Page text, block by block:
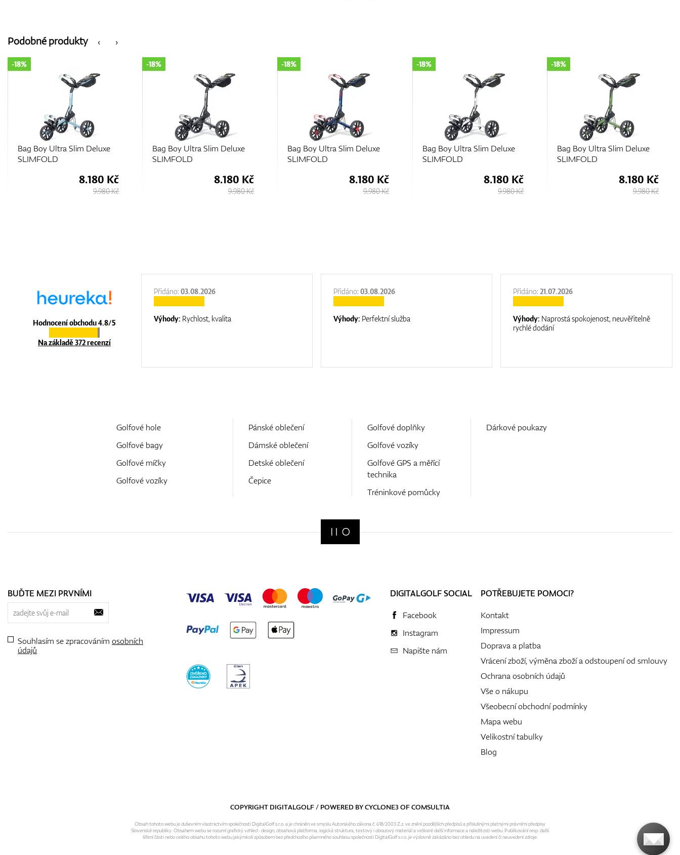
‹
Podobné produkty ›
Bag Boy Ultra Slim Deluxe
SLIMFOLD
-18%
8.180 Kč
9.980 Kč
Bag Boy Ultra Slim Deluxe
SLIMFOLD
-18%
8.180 Kč
9.980 Kč
Bag Boy Ultra Slim Deluxe
SLIMFOLD
-18%
8.180 Kč
9.980 Kč
Bag Boy Ultra Slim Deluxe
SLIMFOLD
-18%
8.180 Kč
9.980 Kč
Bag Boy Ultra Slim Deluxe
SLIMFOLD
-18%
8.180 Kč
9.980 Kč
Hodnocení obchodu 4.8/5
Na základě 372 recenzí
Přidáno:03.08.2026
Výhody: Rychlost, kvalita
Přidáno:03.08.2026
Výhody: Perfektní služba
Přidáno:21.07.2026
Výhody: Naprostá spokojenost, neuvěřitelně
rychlé dodání
Golfové hole
Golfové bagy
Golfové míčky
Golfové vozíky
Pánské oblečení
Dámské oblečení
Detské oblečení
Čepice
Golfové doplňky
Golfové vozíky
Golfové GPS a měřící
technika
Tréninkové pomůcky
Dárkové poukazy
BUĎTE MEZI PRVNÍMI
Souhlasím se zpracováním osobních
údajů
DIGITALGOLF SOCIAL
Facebook
Instagram
Napište nám
POTŘEBUJETE POMOCI?
Kontakt
Impressum
Doprava a platba
Vrácení zboží, výměna zboží a odstoupení od smlouvy
Ochrana osobních údajů
Vše o nákupu
Všeobecní obchodní podmínky
Mapa webu
Velikostní tabulky
Blog
COPYRIGHT DIGITALGOLF / POWERED BYCYCLONE3OFCOMSULTIA
Obsah tohoto webu je duševním vlastnictvím společnosti DigitalGolf s.r.o. a je chráněn ve smyslu Autorského zákona č. 618/2003 Z.z. ve znění pozdějších předpisů a příslušnými platnými právními předpisy
Slovenské republiky. Obsahem webu se rozumí grafický vzhled - design, obsahová platforma, logická struktura, textový i obrazový materiál a veškeré další informace a náležitosti webu. Publikování resp. další
šíření části nebo celého obsahu tohoto webu jakýmkoli způsobem bez předchozího písemného souhlasu společnosti DigitalGolf s.r.o. je výslovně zakázáno bez ohledu na uvedení či neuvedení zdroje.